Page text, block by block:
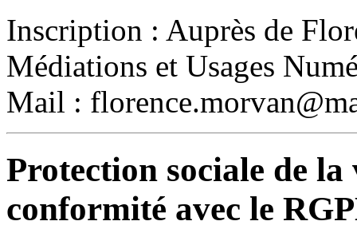
Inscription : Auprès de
Médiations et Usages
Mail :
Protection sociale de
conformité avec le